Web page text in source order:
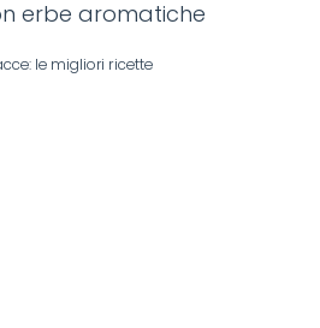
erbe aromatiche